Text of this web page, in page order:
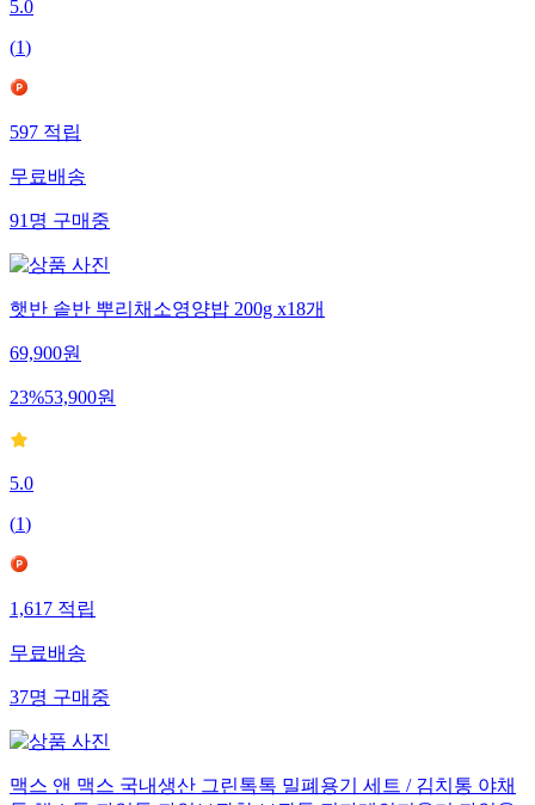
5.0
(1)
597적립
무료배송
91명구매중
햇반 솥반 뿌리채소영양밥 200g x18개
69,900원
23%53,900원
5.0
(1)
1,617적립
무료배송
37명구매중
맥스 앤 맥스 국내생산 그린톡톡 밀폐용기 세트 / 김치통 야채